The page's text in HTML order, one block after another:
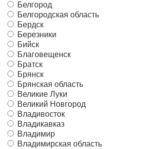
Белгород
Белгородская область
Бердск
Березники
Бийск
Благовещенск
Братск
Брянск
Брянская область
Великие Луки
Великий Новгород
Владивосток
Владикавказ
Владимир
Владимирская область